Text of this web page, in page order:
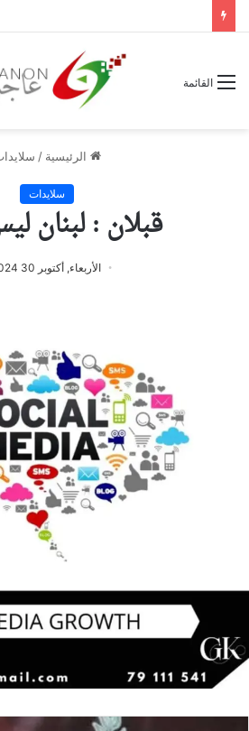
القائمة
الرئيسية /
سلايدات
قبلان : لبنان
الأربعاء, أكتوبر 30 2024